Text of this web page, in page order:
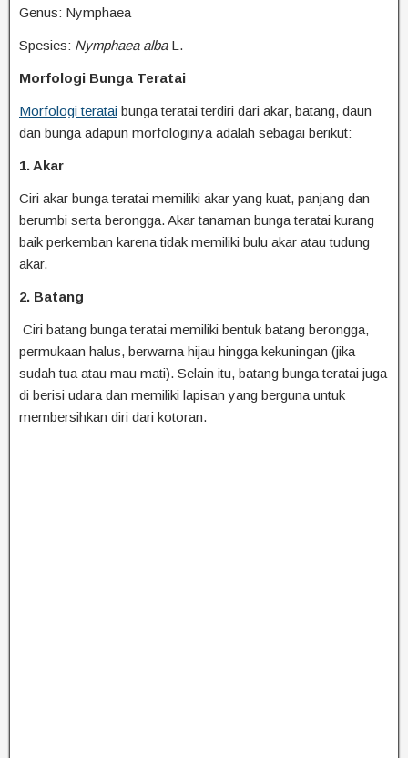
Genus: Nymphaea
Spesies: Nymphaea alba L.
Morfologi Bunga Teratai
Morfologi teratai bunga teratai terdiri dari akar, batang, daun
dan bunga adapun morfologinya adalah sebagai berikut:
1. Akar
Ciri akar bunga teratai memiliki akar yang kuat, panjang dan
berumbi serta berongga. Akar tanaman bunga teratai kurang
baik perkemban karena tidak memiliki bulu akar atau tudung
akar.
2. Batang
Ciri batang bunga teratai memiliki bentuk batang berongga,
permukaan halus, berwarna hijau hingga kekuningan (jika
sudah tua atau mau mati). Selain itu, batang bunga teratai juga
di berisi udara dan memiliki lapisan yang berguna untuk
membersihkan diri dari kotoran.